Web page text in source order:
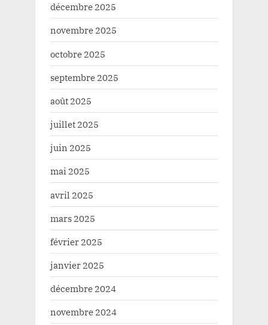
décembre 2025
novembre 2025
octobre 2025
septembre 2025
août 2025
juillet 2025
juin 2025
mai 2025
avril 2025
mars 2025
février 2025
janvier 2025
décembre 2024
novembre 2024